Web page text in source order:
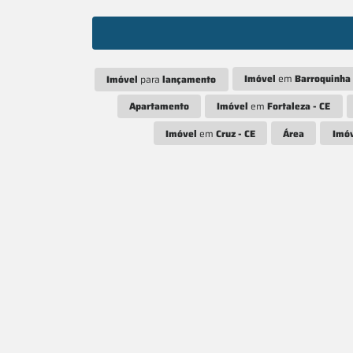
Imóvel paralançamento Imóvel em Barroquinha
Apartamento
Imóvel emFortaleza - CE
Imóvel em Cruz - CE Área